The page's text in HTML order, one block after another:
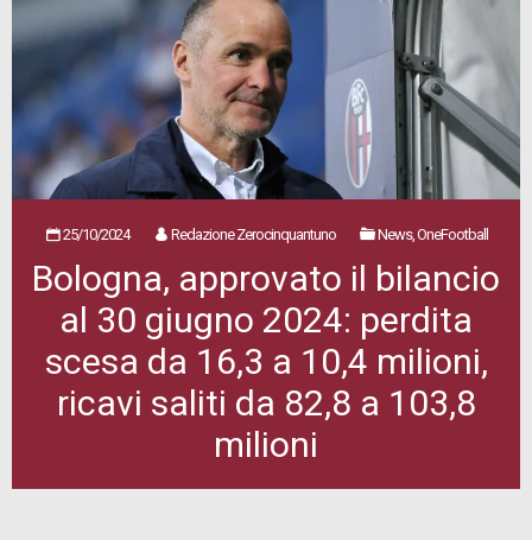
25/10/2024 Redazione Zerocinquantuno News, OneFootball
Bologna, approvato il bilancio
al 30 giugno 2024: perdita
scesa da 16,3 a 10,4 milioni,
ricavi saliti da 82,8 a 103,8
milioni